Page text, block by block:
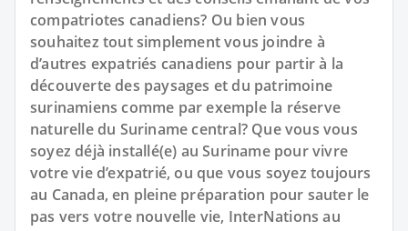
compatriotes canadiens? Ou bien vous
souhaitez tout simplement vous joindre à
d’autres expatriés canadiens pour partir à la
découverte des paysages et du patrimoine
surinamiens comme par exemple la réserve
naturelle du Suriname central? Que vous vous
soyez déjà installé(e) au Suriname pour vivre
votre vie d’expatrié, ou que vous soyez toujours
au Canada, en pleine préparation pour sauter le
pas vers votre nouvelle vie, InterNations au